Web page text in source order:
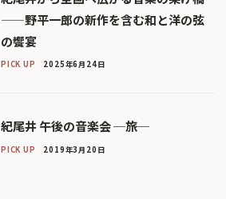
——野平一郎の新作を含む和と洋の弦
の饗宴
PICK UP 2025年6月24日
紀尾井 午後の音楽会 ─旅─
PICK UP 2019年3月20日